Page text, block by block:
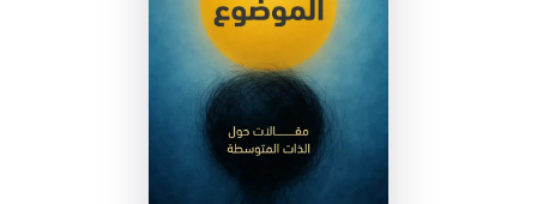
لا توجد كتب في الرف بعد.